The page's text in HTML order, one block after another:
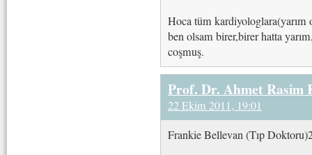
Hoca tüm kardiyologlara(yarım
ben olsam birer,birer hatta
coşmuş.
Prof. Dr. Ahmet Rasim
22 Ekim 2011, 19:01
Frankie Bellevan (Tıp